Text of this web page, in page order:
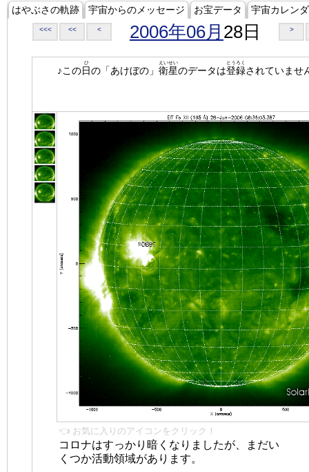
はやぶさの軌跡 宇宙からのメッセージ お宝データ 宇宙カレン
<<< << < 2006年06月 28日 >
♪この日
ひ
の「あけぼの」 衛星
えいせい
のデータは登録
とうろく
されていませ
👈 お気に入りのアイコンをクリック！
コロナはすっかり暗くなりましたが、まだい
くつか活動領域があります。